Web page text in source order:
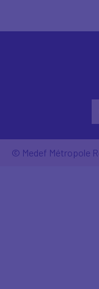
© Medef Métropole